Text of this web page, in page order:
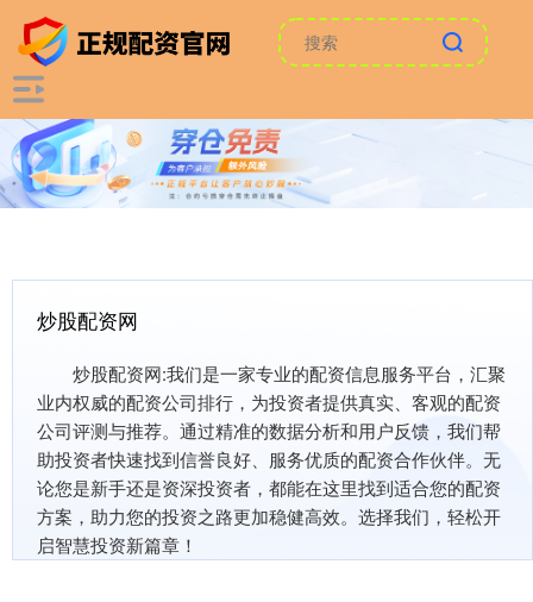
炒股配资网
炒股配资网:我们是一家专业的配资信息服务平台，汇聚
业内权威的配资公司排行，为投资者提供真实、客观的配资
公司评测与推荐。通过精准的数据分析和用户反馈，我们帮
助投资者快速找到信誉良好、服务优质的配资合作伙伴。无
论您是新手还是资深投资者，都能在这里找到适合您的配资
方案，助力您的投资之路更加稳健高效。选择我们，轻松开
启智慧投资新篇章！